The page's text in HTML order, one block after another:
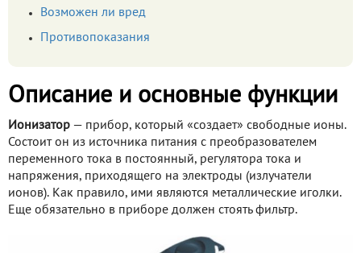
Возможен ли вред
Противопоказания
Описание и основные функции
Ионизатор — прибор, который «создает» свободные ионы.
Состоит он из источника питания с преобразователем
переменного тока в постоянный, регулятора тока и
напряжения, приходящего на электроды (излучатели
ионов). Как правило, ими являются металлические иголки.
Еще обязательно в приборе должен стоять фильтр.